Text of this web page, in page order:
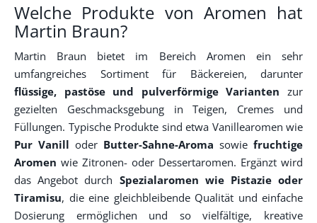
Welche Produkte von Aromen hat
Martin Braun?
Martin Braun bietet im Bereich Aromen ein sehr
umfangreiches Sortiment für Bäckereien, darunter
flüssige, pastöse und pulverförmige Varianten zur
gezielten Geschmacksgebung in Teigen, Cremes und
Füllungen. Typische Produkte sind etwa Vanillearomen wie
Pur Vanill oder Butter-Sahne-Aroma sowie fruchtige
Aromen wie Zitronen- oder Dessertaromen. Ergänzt wird
das Angebot durch Spezialaromen wie Pistazie oder
Tiramisu, die eine gleichbleibende Qualität und einfache
Dosierung ermöglichen und so vielfältige, kreative